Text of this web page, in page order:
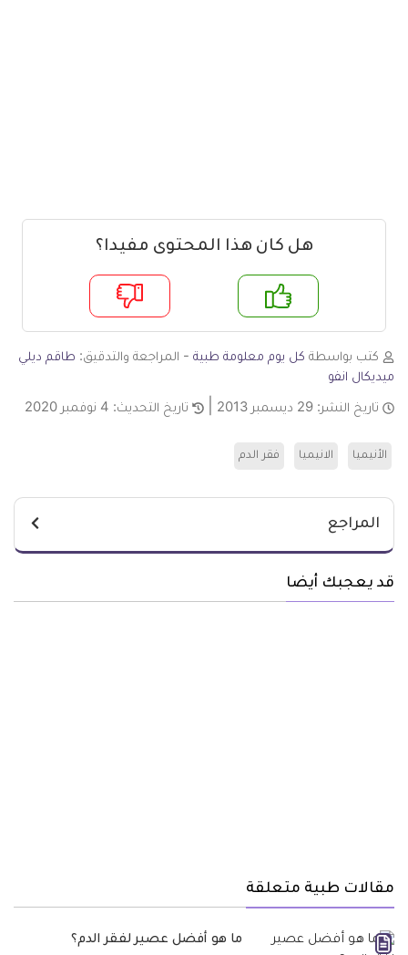
هل كان هذا المحتوى مفيدا؟
لا
كتب بواسطة كل يوم معلومة طبية - المراجعة والتدقيق: طاقم ديلي
ميديكال انفو
تاريخ النشر: 29 ديسمبر 2013 تاريخ التحديث: 4 نوفمبر 2020
الأنيميا الانيميا فقر الدم
المراجع
قد يعجبك أيضا
مقالات طبية متعلقة
ما هو أفضل عصير لفقر الدم؟